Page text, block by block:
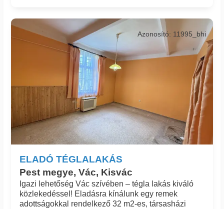
ELADÓ TÉGLALAKÁS
Pest megye, Vác, Kisvác
Azonosító: 11995_bhi
Igazi lehetőség Vác szívében – tégla lakás kiváló
közlekedéssel! Eladásra kínálunk egy remek
adottságokkal rendelkező 32 m2-es, társasházi